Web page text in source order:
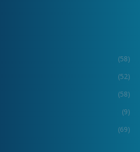
(58)
(52)
(58)
(9)
(69)